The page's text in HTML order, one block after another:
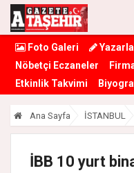
Foto Galeri
Nöbetçi Eczaneler
Etkinlik Takvimi
Ana Sayfa İSTANBUL
İBB 10 yurt